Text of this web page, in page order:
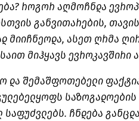
როგორ აღმოჩნდა
განვითარების,
მიიჩნეოდა, ასეთ ღრმა
მიჰყავს ევროკავშირი
და შემაშფოთებელი
საზოგადოების
საფუძვლებს. ჩნდება